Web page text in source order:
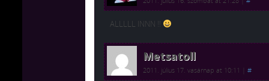
ALLLLL INNN !!
Metsatoll
2011. július 17. vasárnap at 10:11 #